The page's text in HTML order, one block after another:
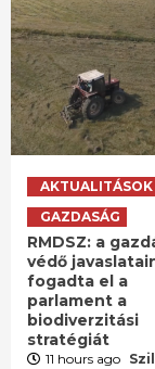
AKTUALITÁSOK
GAZDASÁG
RMDSZ: a
védő
fogadta el a
parlament a
biodiverzitási
stratégiát
11 hours ago